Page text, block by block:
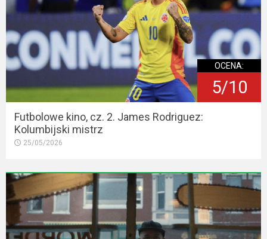
OCENA:
5/10
Futbolowe kino, cz. 2. James Rodriguez:
Kolumbijski mistrz
25/05/2026